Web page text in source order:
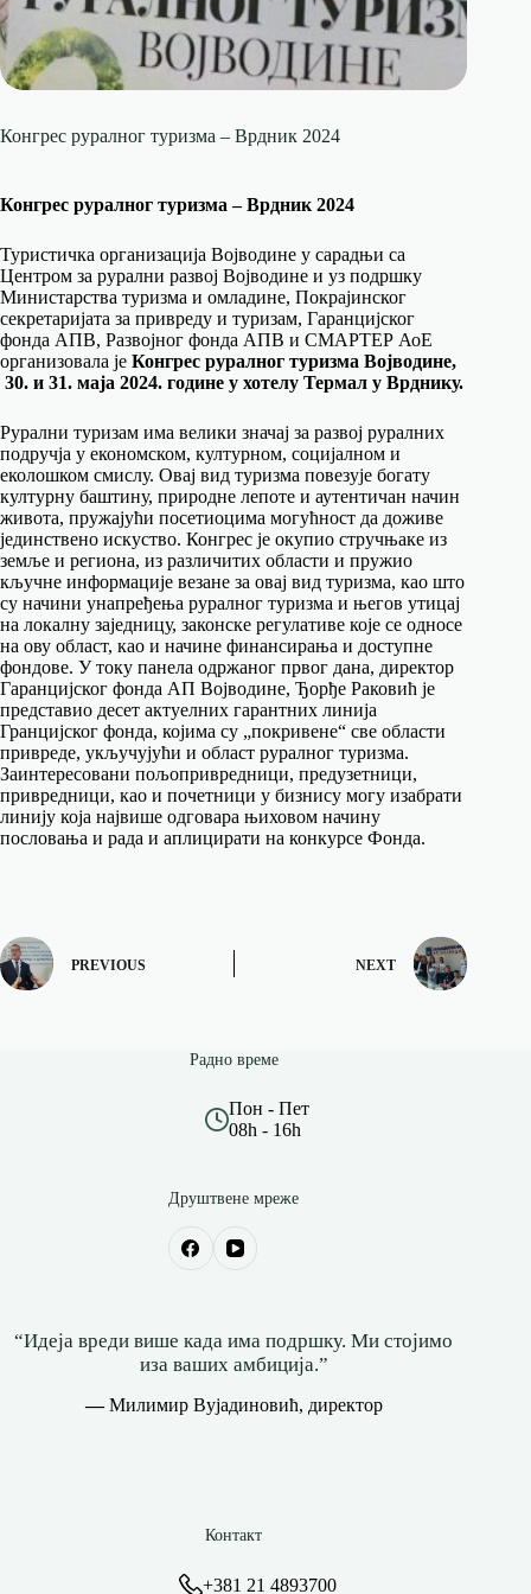
Конгрес руралног туризма – Врдник 2024
Конгрес руралног туризма – Врдник 2024
Туристичка организација Војводине у сарадњи са
Центром за рурални развој Војводине и уз подршку
Министарства туризма и омладине, Покрајинског
секретаријата за привреду и туризам, Гаранцијског
фонда АПВ, Развојног фонда АПВ и СМАРТЕР АоЕ
организовала је Конгрес руралног туризма Војводине,
30. и 31. маја 2024. године у хотелу Термал у Врднику.
Рурални туризам има велики значај за развој руралних
подручја у економском, културном, социјалном и
еколошком смислу. Овај вид туризма повезује богату
културну баштину, природне лепоте и аутентичан начин
живота, пружајући посетиоцима могућност да доживе
јединствено искуство. Конгрес је окупио стручњаке из
земље и региона, из различитих области и пружио
кључне информације везане за овај вид туризма, као што
су начини унапређења руралног туризма и његов утицај
на локалну заједницу, законске регулативе које се односе
на ову област, као и начине финансирања и доступне
фондове. У току панела одржаног првог дана, директор
Гаранцијског фонда АП Војводине, Ђорђе Раковић је
представио десет актуелних гарантних линија
Гранцијског фонда, којима су „покривене“ све области
привреде, укључујући и област руралног туризма.
Заинтересовани пољопривредници, предузетници,
привредници, као и почетници у бизнису могу изабрати
линију која највише одговара њиховом начину
пословања и рада и аплицирати на конкурсе Фонда.
PREVIOUS NEXT
Радно време
Пон - Пет
08h - 16h
Друштвене мреже
“Идеја вреди више када има подршку. Ми стојимо
иза ваших амбиција.”
—Милимир Вујадиновић, директор
Контакт
+381 21 4893700